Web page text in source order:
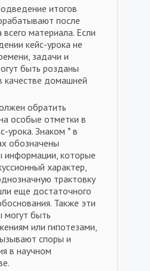
итогов
после
материала. Если
кейс-урока не
задачи и
быть розданы
качестве домашней
обратить
особые отметки в
урока. Знаком * в
обозначены
информации, которые
характер,
трактовку
еще достаточного
Также эти
могут быть
или гипотезами,
споры и
в научном